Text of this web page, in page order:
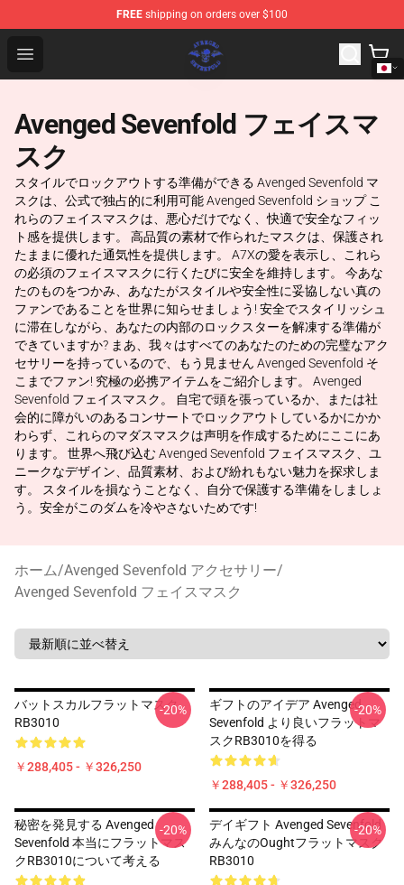
FREE shipping on orders over $100
Open menu
Avenged Sevenfold Shop - Official Avenged Sevenfold
Avenged Sevenfold フェイスマ
スク
スタイルでロックアウトする準備ができる Avenged Sevenfold マ
スクは、公式で独占的に利用可能 Avenged Sevenfold ショップ こ
れらのフェイスマスクは、悪心だけでなく、快適で安全なフィッ
ト感を提供します。 高品質の素材で作られたマスクは、保護され
たままに優れた通気性を提供します。 A7Xの愛を表示し、これら
の必須のフェイスマスクに行くたびに安全を維持します。 今あな
たのものをつかみ、あなたがスタイルや安全性に妥協しない真の
ファンであることを世界に知らせましょう! 安全でスタイリッシュ
に滞在しながら、あなたの内部のロックスターを解凍する準備が
できていますか? まあ、我々はすべてのあなたのための完璧なアク
セサリーを持っているので、もう見ません Avenged Sevenfold そ
こまでファン! 究極の必携アイテムをご紹介します。 Avenged
Sevenfold フェイスマスク。 自宅で頭を張っているか、または社
会的に障がいのあるコンサートでロックアウトしているかにかか
わらず、これらのマダスマスクは声明を作成するためにここにあ
ります。 世界へ飛び込む Avenged Sevenfold フェイスマスク、ユ
ニークなデザイン、品質素材、および紛れもない魅力を探求しま
す。 スタイルを損なうことなく、自分で保護する準備をしましょ
う。安全がこのダムを冷やさないためです!
ホーム/Avenged Sevenfold アクセサリー/
Avenged Sevenfold フェイスマスク
バットスカルフラットマスク
RB3010
￥288,405 - ￥326,250
-20%
ギフトのアイデア Avenged
Sevenfold より良いフラットマ
スクRB3010を得る
￥288,405 - ￥326,250
-20%
秘密を発見する Avenged
Sevenfold 本当にフラットマス
クRB3010について考える
-20%
デイギフト Avenged Sevenfold
みんなのOughtフラットマスク
RB3010
-20%